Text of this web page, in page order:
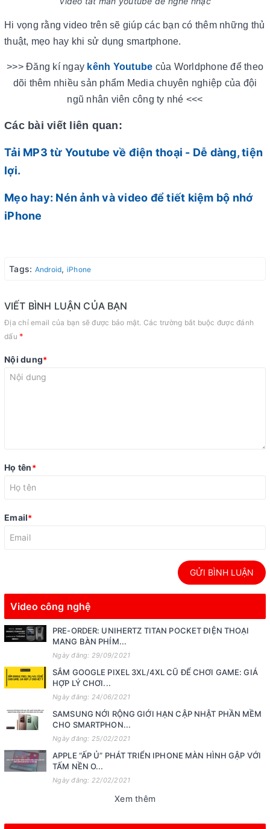
Hi vọng rằng video trên sẽ giúp các bạn có thêm những thủ
thuật, mẹo hay khi sử dụng smartphone.
>>> Đăng kí ngay kênh Youtube của Worldphone để theo
dõi thêm nhiều sản phẩm Media chuyên nghiệp của đội
ngũ nhân viên công ty nhé <<<
Các bài viết liên quan:
Tải MP3 từ Youtube về điện thoại - Dễ dàng, tiện
lợi.
Mẹo hay: Nén ảnh và video để tiết kiệm bộ nhớ
iPhone
Tags: Android, iPhone
VIẾT BÌNH LUẬN CỦA BẠN
Địa chỉ email của bạn sẽ được bảo mật. Các trường bắt buộc được đánh
dấu *
Nội dung*
Họ tên*
Email*
GỬI BÌNH LUẬN
Video công nghệ
PRE-ORDER: UNIHERTZ TITAN POCKET ĐIỆN THOẠI
MANG BÀN PHÍM...
Ngày đăng: 29/09/2021
SẮM GOOGLE PIXEL 3XL/4XL CŨ ĐỂ CHƠI GAME: GIÁ
HỢP LÝ CHƠI...
Ngày đăng: 24/06/2021
SAMSUNG NỚI RỘNG GIỚI HẠN CẬP NHẬT PHẦN MỀM
CHO SMARTPHON...
Ngày đăng: 25/02/2021
APPLE “ẤP Ủ” PHÁT TRIỂN IPHONE MÀN HÌNH GẬP VỚI
TẤM NỀN O...
Ngày đăng: 22/02/2021
Xem thêm